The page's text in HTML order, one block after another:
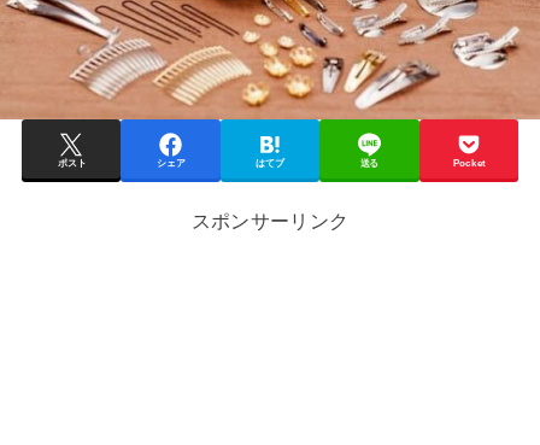
ポスト シェア はてブ 送る Pocket
スポンサーリンク